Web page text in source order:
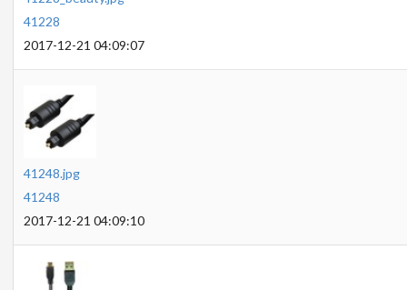
41228
2017-12-21 04:09:07
41248.jpg
41248
2017-12-21 04:09:10